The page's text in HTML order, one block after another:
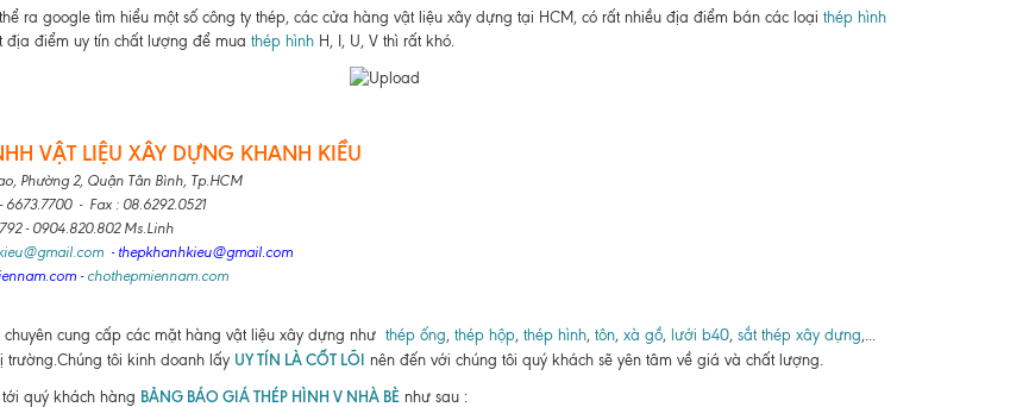
ra google tìm hiểu một số công ty thép, các cửa hàng vật liệu xây dựng tại HCM, có rất nhiều địa điểm bán các loại thép hình
địa điểm uy tín chất lượng để mua thép hìnhH, I, U, V thì rất khó.
VẬT LIỆU XÂY DỰNG KHANH KIỀU
Phường 2, Quận Tân Bình, Tp.HCM
6673.7700 - Fax : 08.6292.0521
- 0904.820.802 Ms.Linh
- thepkhanhkieu@gmail.com
- chothepmiennam.com
chuyên cung cấp các mặt hàng vật liệu xây dựng như thép ống, thép hộp, thép hình, tôn, xà gồ, lưới b40, sắt thép xây dựng,...
trường.Chúng tôi kinh doanh lấy UY TÍN LÀ CỐT LÕI nên đến với chúng tôi quý khách sẽ yên tâm về giá và chất lượng.
quý khách hàng BẢNG BÁO GIÁ THÉP HÌNH V NHÀ BÈ như sau :